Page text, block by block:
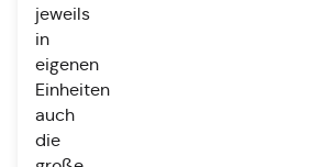
jeweils
in
eigenen
Einheiten
auch
die